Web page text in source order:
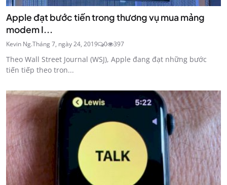
Apple đạt bước tiến trong thương vụ mua mảng
modem I...
Kevin Ng.Tháng 7, ngày 24, 2019 0 397
Theo Wall Street Journal (WSJ), Apple đang đạt những bước
tiến tiếp theo tron...